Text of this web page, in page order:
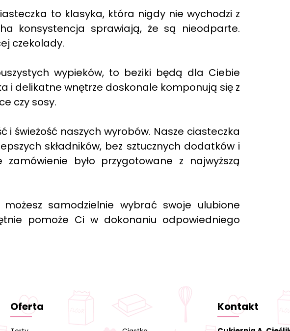
to klasyka, która nigdy nie wychodzi z
konsystencja sprawiają, że są nieodparte.
czekolady.
wypieków, to beziki będą dla Ciebie
i delikatne wnętrze doskonale komponują się z
czy sosy.
i świeżość naszych wyrobów. Nasze ciasteczka
składników, bez sztucznych dodatków i
było przygotowane z najwyższą
samodzielnie wybrać swoje ulubione
pomoże Ci w dokonaniu odpowiedniego
Oferta Kontakt